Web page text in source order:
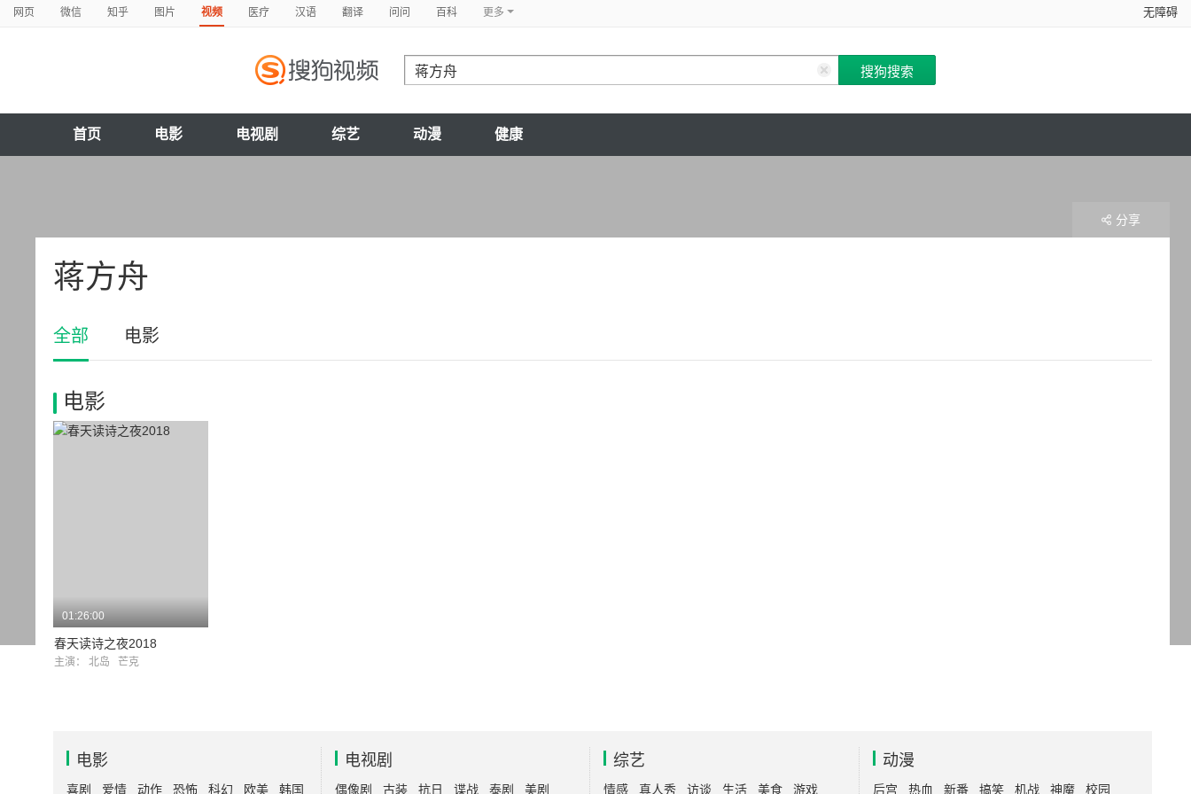
网页 微信 知乎 图片 视频 医疗 汉语 翻译 问问 百科 更多 无障碍
首页 电影 电视剧 综艺 动漫 健康
蒋方舟
分享
全部 电影
电影
01:26:00
春天读诗之夜2018
主演： 北岛 芒克
电影
喜剧 爱情 动作 恐怖 科幻 欧美 韩国
电视剧
偶像剧 古装 抗日 谍战 泰剧 美剧
综艺
情感 真人秀 访谈 生活 美食 游戏
动漫
后宫 热血 新番 搞笑 机战 神魔 校园